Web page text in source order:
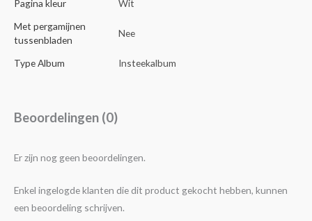
Pagina kleur
Wit
Met pergamijnen
tussenbladen
Nee
Type Album Insteekalbum
Beoordelingen (0)
Er zijn nog geen beoordelingen.
Enkel ingelogde klanten die dit product gekocht hebben, kunnen
een beoordeling schrijven.